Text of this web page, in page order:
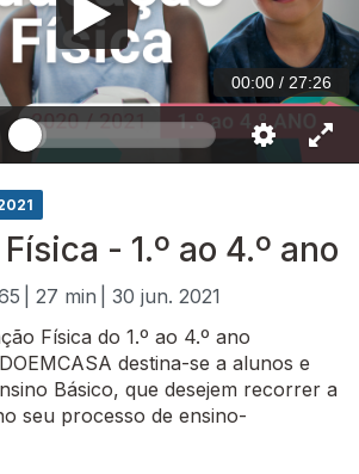
00:00 / 27:26
- 1.º ao 4.º ano
| 27 min
| 30 jun. 2021
Física do 1.º ao 4.º ano
destina-se a alunos e
Básico, que desejem recorrer a
seu processo de ensino-